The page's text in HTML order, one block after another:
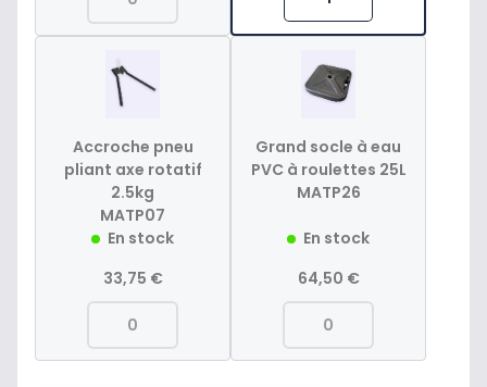
Accroche pneu
pliant axe rotatif
2.5kg
MATP07
En stock
33,75 €
Grand socle à eau
PVC à roulettes 25L
MATP26
En stock
64,50 €